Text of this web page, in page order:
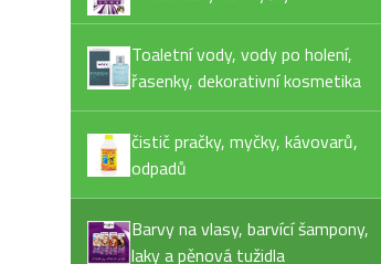
Toaletní vody, vody po holení,
řasenky, dekorativní kosmetika
čistič pračky, myčky, kávovarů,
odpadů
Barvy na vlasy, barvící šampony,
laky a pěnová tužidla